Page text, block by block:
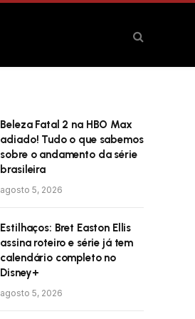
Beleza Fatal 2 na HBO Max
adiado! Tudo o que sabemos
sobre o andamento da série
brasileira
agosto 5, 2026
Estilhaços: Bret Easton Ellis
assina roteiro e série já tem
calendário completo no
Disney+
agosto 5, 2026